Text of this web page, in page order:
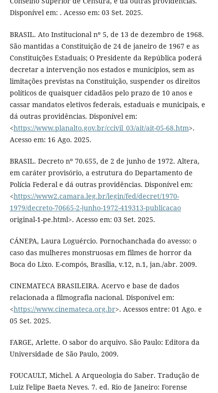
Disponível em: . Acesso em: 03 Set. 2025.
BRASIL. Ato Institucional nº 5, de 13 de dezembro de 1968.
São mantidas a Constituição de 24 de janeiro de 1967 e as
Constituições Estaduais; O Presidente da República poderá
decretar a intervenção nos estados e municípios, sem as
limitações previstas na Constituição, suspender os direitos
políticos de quaisquer cidadãos pelo prazo de 10 anos e
cassar mandatos eletivos federais, estaduais e municipais, e
dá outras providências. Disponível em:
<https://www.planalto.gov.br/ccivil_03/ait/ait-05-68.htm>.
Acesso em: 16 Ago. 2025.
BRASIL. Decreto nº 70.655, de 2 de junho de 1972. Altera,
em caráter provisório, a estrutura do Departamento de
Polícia Federal e dá outras providências. Disponível em:
<https://www2.camara.leg.br/legin/fed/decret/1970-
1979/decreto-70665-2-junho-1972-419313-publicacao
original-1-pe.html>. Acesso em: 03 Set. 2025.
CÁNEPA, Laura Loguércio. Pornochanchada do avesso: o
caso das mulheres monstruosas em filmes de horror da
Boca do Lixo. E-compós, Brasília, v.12, n.1, jan./abr. 2009.
CINEMATECA BRASILEIRA. Acervo e base de dados
relacionada a filmografia nacional. Disponível em:
<https://www.cinemateca.org.br>. Acessos entre: 01 Ago. e
05 Set. 2025.
FARGE, Arlette. O sabor do arquivo. São Paulo: Editora da
Universidade de São Paulo, 2009.
FOUCAULT, Michel. A Arqueologia do Saber. Tradução de
Luiz Felipe Baeta Neves. 7. ed. Rio de Janeiro: Forense